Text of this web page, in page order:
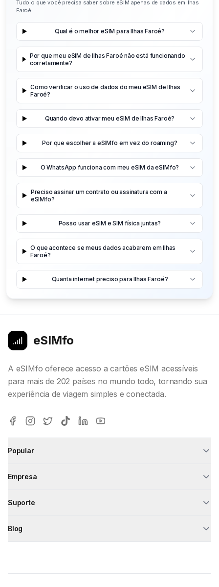
Tudo o que você precisa saber sobre eSIM apenas de dados em Ilhas
Faroé
Qual é o melhor eSIM para Ilhas Faroé?
Por que meu eSIM de Ilhas Faroé não está funcionando
corretamente?
Como verificar o uso de dados do meu eSIM de Ilhas
Faroé?
Quando devo ativar meu eSIM de Ilhas Faroé?
Por que escolher a eSIMfo em vez do roaming?
O WhatsApp funciona com meu eSIM da eSIMfo?
Preciso assinar um contrato ou assinatura com a
eSIMfo?
Posso usar eSIM e SIM física juntas?
O que acontece se meus dados acabarem em Ilhas
Faroé?
Quanta internet preciso para Ilhas Faroé?
eSIMfo
A eSIMfo oferece acesso a cartões eSIM acessíveis
para mais de 202 países no mundo todo, tornando sua
experiência de viagem simples e conectada.
Popular
Empresa
Suporte
Blog